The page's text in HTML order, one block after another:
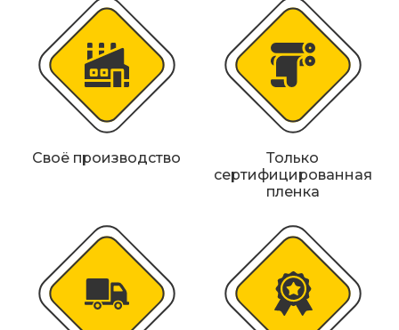
Сферические дорожные зеркала
Светофоры
Светодиодные светофоры T7
Мобильные сигнальные строительные
Материалы для дорожной разметки
Знаки безопасности
Знаки магистральных газопроводов
Своё производство
Только
сертифицированная
пленка